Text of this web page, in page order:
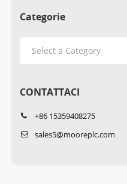
Categorie
CONTATTACI
+86 15359408275
sales5@mooreplc.com